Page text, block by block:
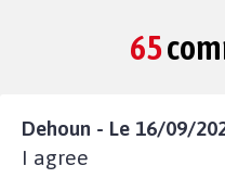
65
Dehoun - Le 16/09/
I agree